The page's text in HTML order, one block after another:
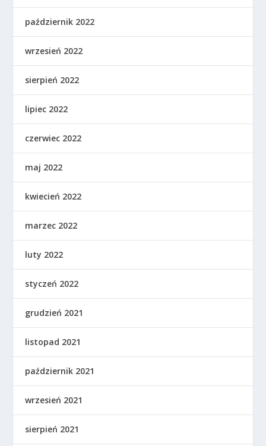
październik 2022
wrzesień 2022
sierpień 2022
lipiec 2022
czerwiec 2022
maj 2022
kwiecień 2022
marzec 2022
luty 2022
styczeń 2022
grudzień 2021
listopad 2021
październik 2021
wrzesień 2021
sierpień 2021